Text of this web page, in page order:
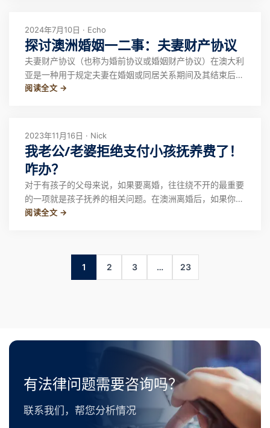
2024年7月10日 · Echo
探讨澳洲婚姻一二事：夫妻财产协议
夫妻财产协议（也称为婚前协议或婚姻财产协议）在澳大利
亚是一种用于规定夫妻在婚姻或同居关系期间及其结束后如
何处理财产和财务事务的法律文件。这种协议的目的是确保
阅读全文 →
2023年11月16日 · Nick
我老公/老婆拒绝支付小孩抚养费了！
咋办？
对于有孩子的父母来说，如果要离婚，往往绕不开的最重要
的一项就是孩子抚养的相关问题。在澳洲离婚后，如果你的
另一半拒绝支付孩子抚养费(child support payment)，该
阅读全文 →
1 2 3 … 23
有法律问题需要咨询吗？
联系我们，帮您分析情况